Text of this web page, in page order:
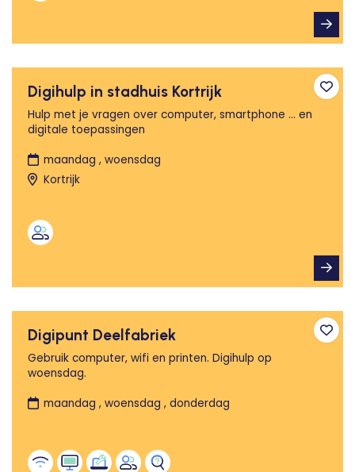
Digihulp in stadhuis Kortrijk
Hulp met je vragen over computer, smartphone ... en
digitale toepassingen
maandag , woensdag
Kortrijk
Digipunt Deelfabriek
Gebruik computer, wifi en printen. Digihulp op
woensdag.
maandag , woensdag , donderdag